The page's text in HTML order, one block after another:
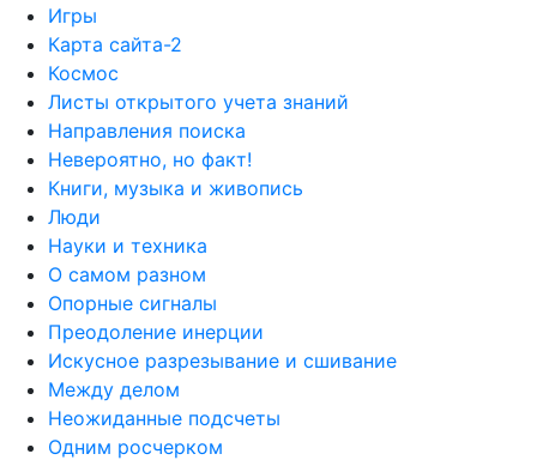
Игры
Карта сайта-2
Космос
Листы открытого учета знаний
Направления поиска
Невероятно, но факт!
Книги, музыка и живопись
Люди
Науки и техника
О самом разном
Опорные сигналы
Преодоление инерции
Искусное разрезывание и сшивание
Между делом
Неожиданные подсчеты
Одним росчерком